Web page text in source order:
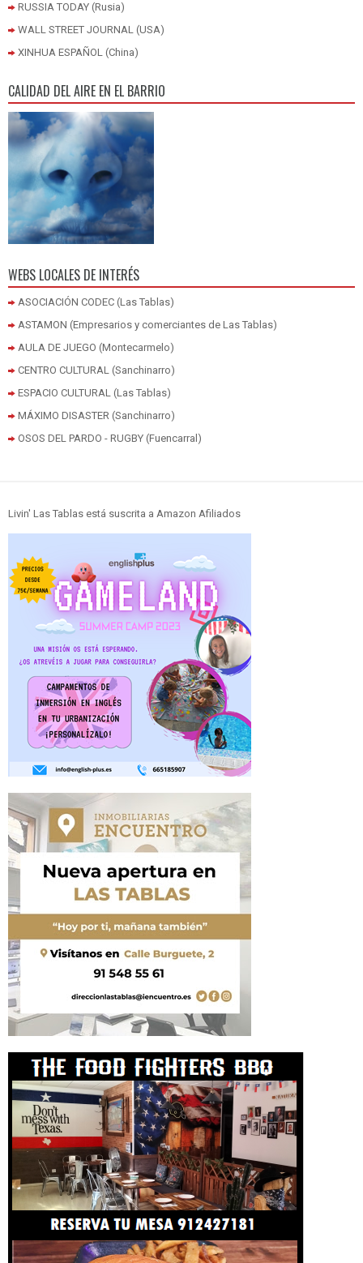
RUSSIA TODAY (Rusia)
WALL STREET JOURNAL (USA)
XINHUA ESPAÑOL (China)
CALIDAD DEL AIRE EN EL BARRIO
WEBS LOCALES DE INTERÉS
ASOCIACIÓN CODEC (Las Tablas)
ASTAMON (Empresarios y comerciantes de Las Tablas)
AULA DE JUEGO (Montecarmelo)
CENTRO CULTURAL (Sanchinarro)
ESPACIO CULTURAL (Las Tablas)
MÁXIMO DISASTER (Sanchinarro)
OSOS DEL PARDO - RUGBY (Fuencarral)
Livin' Las Tablas está suscrita a Amazon Afiliados